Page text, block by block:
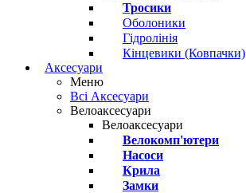
Тросики
Оболоники
Гідролінія
Кінцевики (Ковпачки)
Аксесуари
Меню
Всі Аксесуари
Велоаксесуари
Велоаксесуари
Велокомп'ютери
Насоси
Крила
Замки